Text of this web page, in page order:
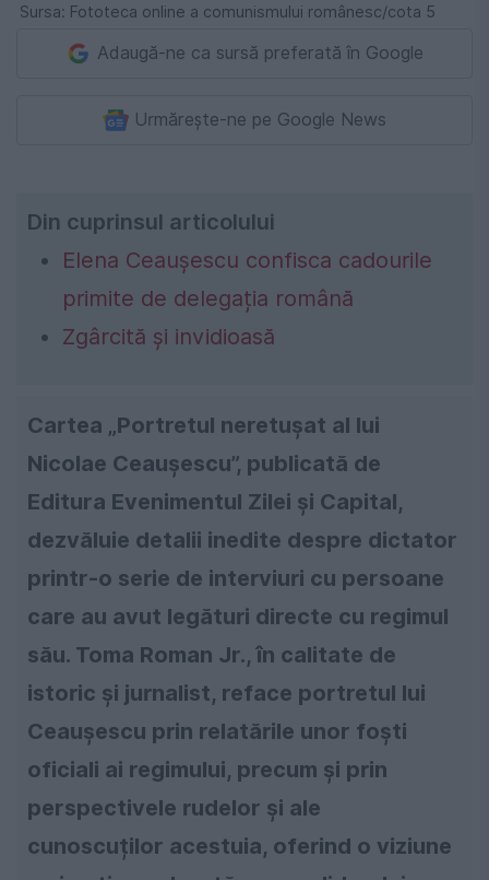
Sursa: Fototeca online a comunismului românesc/cota 5
Adaugă-ne ca sursă preferată în Google
Urmărește-ne pe Google News
Din cuprinsul articolului
Elena Ceaușescu confisca cadourile
primite de delegația română
Zgârcită și invidioasă
Cartea „Portretul neretușat al lui
Nicolae Ceaușescu”, publicată de
Editura Evenimentul Zilei și Capital,
dezvăluie detalii inedite despre dictator
printr-o serie de interviuri cu persoane
care au avut legături directe cu regimul
său. Toma Roman Jr., în calitate de
istoric și jurnalist, reface portretul lui
Ceaușescu prin relatările unor foști
oficiali ai regimului, precum și prin
perspectivele rudelor și ale
cunoscuților acestuia, oferind o viziune